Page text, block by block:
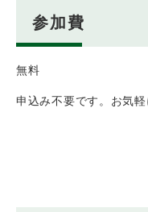
参加費
無料
申込み不要です。お気軽